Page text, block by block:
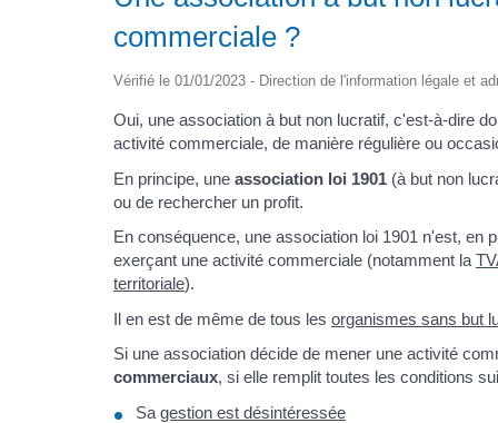
commerciale ?
Vérifié le 01/01/2023 - Direction de l'information légale et
Oui, une association à but non lucratif, c'est-à-dire
activité commerciale, de manière régulière ou
En principe, une association loi 1901 (à but non
ou de rechercher un profit.
En conséquence, une association loi 1901 n'est,
exerçant une activité commerciale (notamment la
territoriale).
Il en est de même de tous les organismes sans but
Si une association décide de mener une activité
commerciaux, si elle remplit toutes les conditions
Sa gestion est désintéressée